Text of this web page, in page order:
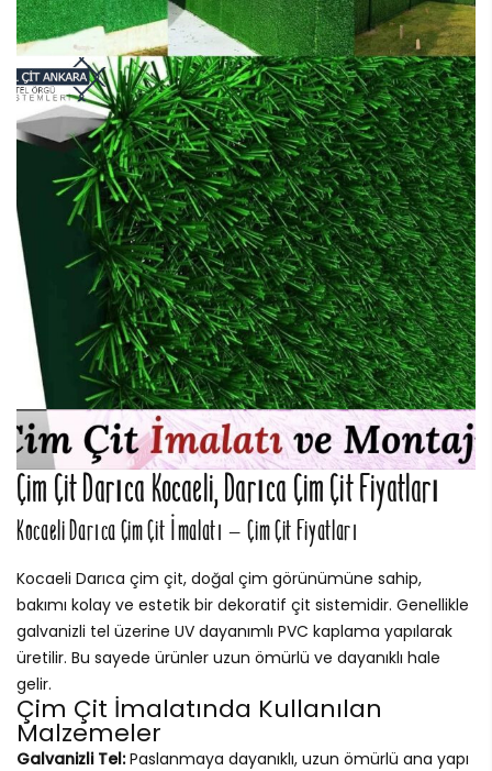
Çim Çit Darıca Kocaeli, Darıca Çim Çit Fiyatları
Kocaeli Darıca Çim Çit İmalatı – Çim Çit Fiyatları
Kocaeli Darıca çim çit, doğal çim görünümüne sahip,
bakımı kolay ve estetik bir dekoratif çit sistemidir. Genellikle
galvanizli tel üzerine UV dayanımlı PVC kaplama yapılarak
üretilir. Bu sayede ürünler uzun ömürlü ve dayanıklı hale
gelir.
Çim Çit İmalatında Kullanılan
Malzemeler
Galvanizli Tel:Paslanmaya dayanıklı, uzun ömürlü ana yapı